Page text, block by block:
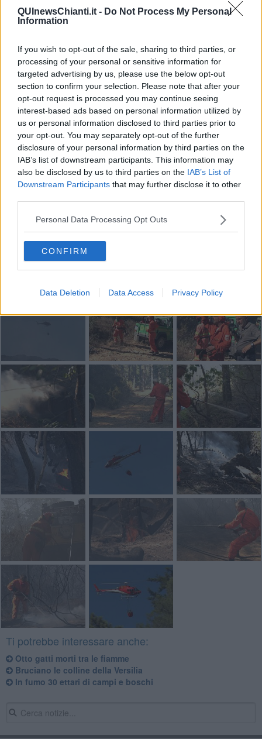
QUInewsChianti.it - Do Not Process My Personal
Information
If you wish to opt-out of the sale, sharing to third parties, or
processing of your personal or sensitive information for
targeted advertising by us, please use the below opt-out
section to confirm your selection. Please note that after your
opt-out request is processed you may continue seeing
interest-based ads based on personal information utilized by
us or personal information disclosed to third parties prior to
your opt-out. You may separately opt-out of the further
disclosure of your personal information by third parties on the
IAB’s list of downstream participants. This information may
also be disclosed by us to third parties on the IAB’s List of
Downstream Participants that may further disclose it to other
Personal Data Processing Opt Outs
CONFIRM
Data Deletion Data Access Privacy Policy
mentre da terra stanno operando ancora vigili del fuoco, personale
Aib e volontari. Nelle vicinanze del fronte di fuoco ci sono anche
A Rispescia, frazione di Grosseto, sono andati in fumo tre ettari di
bosco, oliveti e frutteti. Anche in questo caso sono intervenuti i vigili
del fuoco con un elicottero, personale Aib e volontari.
Se vuoi leggere le notizie principali della Toscana iscriviti alla
Newsletter QUInews - ToscanaMedia. Arriva gratis tutti i giorni
alle 20:00 direttamente nella tua casella di posta.
Fotogallery
Ti potrebbe interessare anche:
Otto gatti morti tra le fiamme
Bruciano le colline della Versilia
In fumo 30 ettari di campi e boschi